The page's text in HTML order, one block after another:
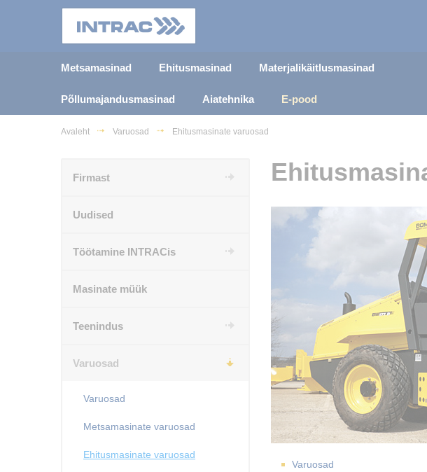
Metsamasinad Ehitusmasinad Materjalikäitlusmasinad
Põllumajandusmasinad Aiatehnika E-pood
Avaleht Varuosad Ehitusmasinate varuosad
Varuosad
Firmast
Uudised
Töötamine INTRACis
Masinate müük
Teenindus
Varuosad
Varuosad
Metsamasinate varuosad
Ehitusmasinate varuosad